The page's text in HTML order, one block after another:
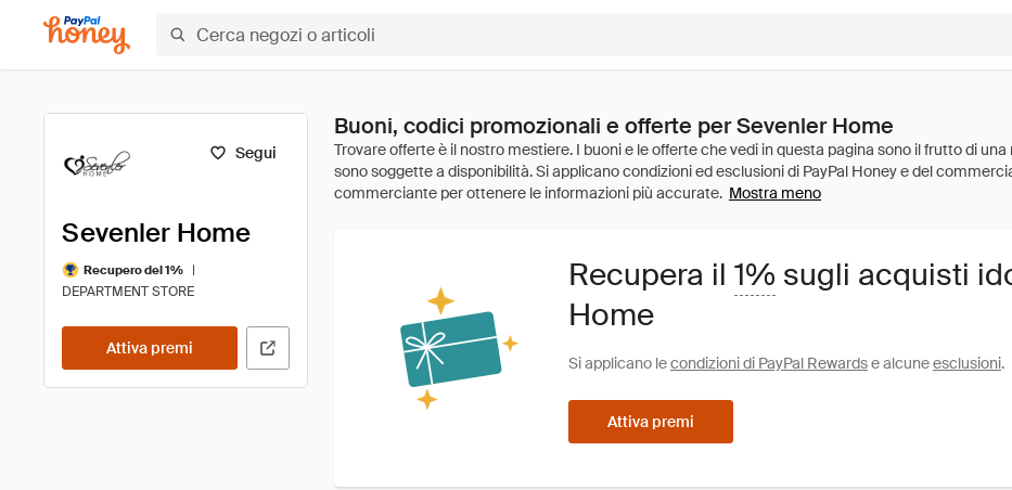
Segui
Sevenler Home
Recupero del 1%
|
DEPARTMENT STORE
Attiva premi
Buoni, codici promozionali e offerte per Sevenler Home
Mostra meno
Recupera il 1% sugli acquisti
Home
Si applicano lecondizioni di PayPal Rewardse alcuneesclusioni.
Attiva premi